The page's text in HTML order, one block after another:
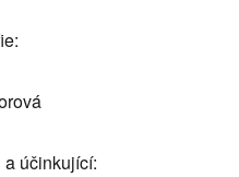
účinkující: